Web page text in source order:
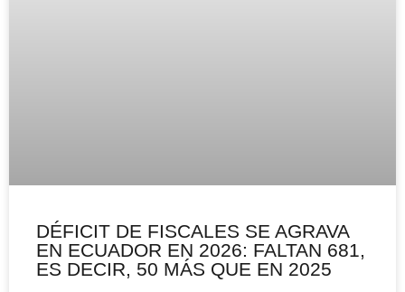
DÉFICIT DE FISCALES SE AGRAVA
EN ECUADOR EN 2026: FALTAN 681,
ES DECIR, 50 MÁS QUE EN 2025